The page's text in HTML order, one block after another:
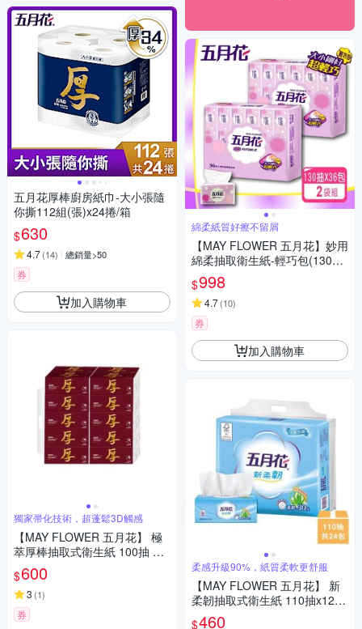
五月花厚棒廚房紙巾-大小張隨
你撕112組(張)x24捲/箱
$630
4.7(14) 總銷量>50
券
加入購物車
獨家帚化技術，超蓬鬆3D觸感
【MAY FLOWER 五月花】 極
萃厚棒抽取式衛生紙 100抽 X 2
0入X1串(送好禮_贈品隨機出
貨)
$600
3 (1)
券
綿柔紙質好擦不留屑
【MAY FLOWER 五月花】妙用
綿柔抽取衛生紙-輕巧包(130抽
X36包)x2袋
$998
4.7(10)
券
加入購物車
柔感升級90%，紙質柔軟更舒服
【MAY FLOWER 五月花】 新
柔韌抽取式衛生紙 110抽x12包
x2串
$460